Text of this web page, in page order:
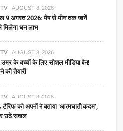
AUGUST 8, 2026
9 अगस्त 2026: मेष से मीन तक जानें
मिलेगा धन लाभ
AUGUST 8, 2026
के बच्चों के लिए सोशल मीडिया बैन!
की तैयारी
AUGUST 8, 2026
टैरिफ को अपनों ने बताया ‘आत्मघाती कदम’,
उठे सवाल